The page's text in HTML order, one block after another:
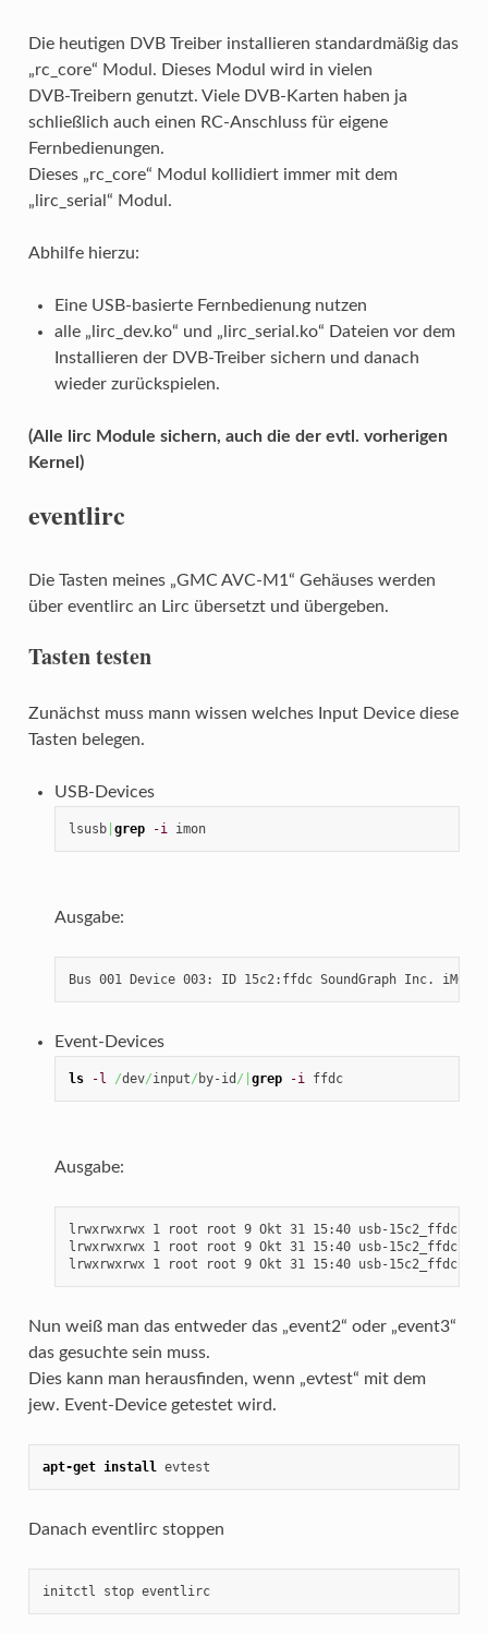
Die heutigen DVB Treiber installieren standardmäßig das
„rc_core“ Modul. Dieses Modul wird in vielen
DVB-Treibern genutzt. Viele DVB-Karten haben ja
schließlich auch einen RC-Anschluss für eigene
Fernbedienungen.
Dieses „rc_core“ Modul kollidiert immer mit dem
„lirc_serial“ Modul.
Abhilfe hierzu:
Eine USB-basierte Fernbedienung nutzen
alle „lirc_dev.ko“ und „lirc_serial.ko“ Dateien vor dem
Installieren der DVB-Treiber sichern und danach
wieder zurückspielen.
(Alle lirc Module sichern, auch die der evtl. vorherigen
Kernel)
eventlirc
Die Tasten meines „GMC AVC-M1“ Gehäuses werden
über eventlirc an Lirc übersetzt und übergeben.
Tasten testen
Zunächst muss mann wissen welches Input Device diese
Tasten belegen.
USB-Devices
lsusb| grep -i imon
Ausgabe:
Bus 001 Device 003: ID 15c2:ffdc SoundGraph Inc. iMON
Event-Devices
ls -l /dev/input/ by-id /| grep -i ffdc
Ausgabe:
lrwxrwxrwx 1 root root 9 Okt 31 15:40 usb-15c2_ffdc-
lrwxrwxrwx 1 root root 9 Okt 31 15:40 usb-15c2_ffdc-
lrwxrwxrwx 1 root root 9 Okt 31 15:40 usb-15c2_ffdc-
Nun weiß man das entweder das „event2“ oder „event3“
das gesuchte sein muss.
Dies kann man herausfinden, wenn „evtest“ mit dem
jew. Event-Device getestet wird.
apt-get install evtest
Danach eventlirc stoppen
initctl stop eventlirc